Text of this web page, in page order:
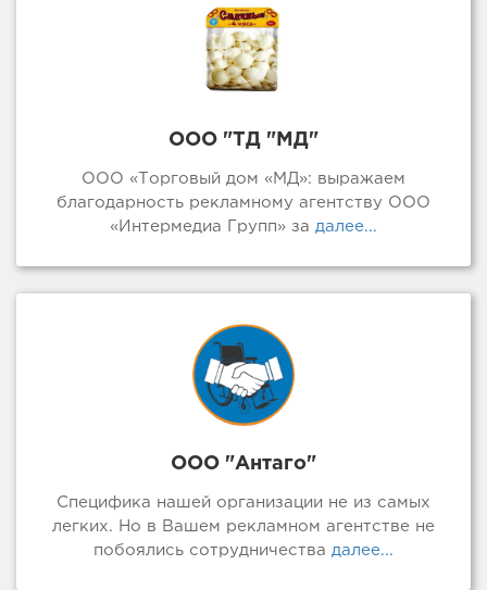
ООО "ТД "МД"
ООО «Торговый дом «МД»: выражаем
благодарность рекламному агентству ООО
«Интермедиа Групп» за далее...
ООО "Антаго"
Специфика нашей организации не из самых
легких. Но в Вашем рекламном агентстве не
побоялись сотрудничества далее...